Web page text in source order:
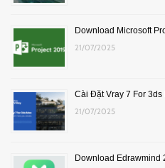
Download Microsoft
21/07/2025
Cài Đặt Vray 7 For 3ds
21/07/2025
Download Edrawmind